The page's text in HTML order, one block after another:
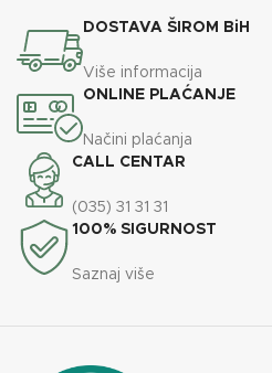
DOSTAVA ŠIROM BiH
Više informacija
ONLINE PLAĆANJE
Načini plaćanja
CALL CENTAR
(035) 31 31 31
100% SIGURNOST
Saznaj više